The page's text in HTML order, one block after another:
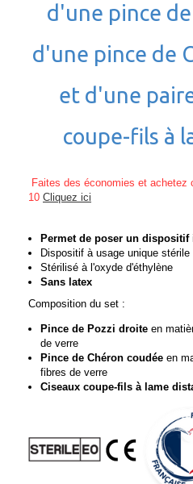
d'une pince
d'une pince de
et d'une
coupe-fils à
Faites des économies et achetez
10 Cliquez ici
Permet de poser un dispositif
Dispositif à usage unique stérile
Stérilisé à l'oxyde d'éthylène
Sans latex
Composition du set :
Pince de Pozzi droite en
de verre
Pince de Chéron coudée en
fibres de verre
Ciseaux coupe-fils à lame